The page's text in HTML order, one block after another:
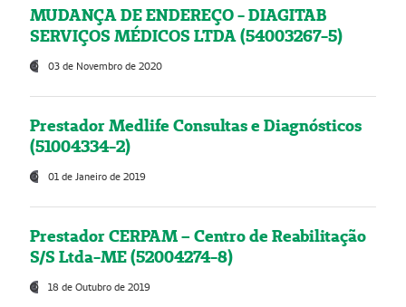
MUDANÇA DE ENDEREÇO - DIAGITAB
SERVIÇOS MÉDICOS LTDA (54003267-5)
03 de Novembro de 2020
Prestador Medlife Consultas e Diagnósticos
(51004334-2)
01 de Janeiro de 2019
Prestador CERPAM – Centro de Reabilitação
S/S Ltda-ME (52004274-8)
18 de Outubro de 2019